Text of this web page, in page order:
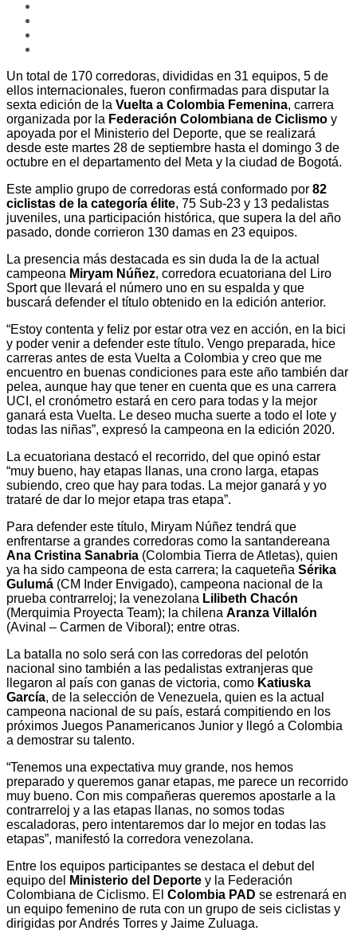
Un total de 170 corredoras, divididas en 31 equipos, 5 de
ellos internacionales, fueron confirmadas para disputar la
sexta edición de la Vuelta a Colombia Femenina, carrera
organizada por la Federación Colombiana de Ciclismo y
apoyada por el Ministerio del Deporte, que se realizará
desde este martes 28 de septiembre hasta el domingo 3 de
octubre en el departamento del Meta y la ciudad de Bogotá.
Este amplio grupo de corredoras está conformado por 82
ciclistas de la categoría élite, 75 Sub-23 y 13 pedalistas
juveniles, una participación histórica, que supera la del año
pasado, donde corrieron 130 damas en 23 equipos.
La presencia más destacada es sin duda la de la actual
campeona Miryam Núñez, corredora ecuatoriana del Liro
Sport que llevará el número uno en su espalda y que
buscará defender el título obtenido en la edición anterior.
“Estoy contenta y feliz por estar otra vez en acción, en la bici
y poder venir a defender este título. Vengo preparada, hice
carreras antes de esta Vuelta a Colombia y creo que me
encuentro en buenas condiciones para este año también dar
pelea, aunque hay que tener en cuenta que es una carrera
UCI, el cronómetro estará en cero para todas y la mejor
ganará esta Vuelta. Le deseo mucha suerte a todo el lote y
todas las niñas”, expresó la campeona en la edición 2020.
La ecuatoriana destacó el recorrido, del que opinó estar
“muy bueno, hay etapas llanas, una crono larga, etapas
subiendo, creo que hay para todas. La mejor ganará y yo
trataré de dar lo mejor etapa tras etapa”.
Para defender este título, Miryam Núñez tendrá que
enfrentarse a grandes corredoras como la santandereana
Ana Cristina Sanabria (Colombia Tierra de Atletas), quien
ya ha sido campeona de esta carrera; la caqueteña Sérika
Gulumá (CM Inder Envigado), campeona nacional de la
prueba contrarreloj; la venezolana Lilibeth Chacón
(Merquimia Proyecta Team); la chilena Aranza Villalón
(Avinal – Carmen de Viboral); entre otras.
La batalla no solo será con las corredoras del pelotón
nacional sino también a las pedalistas extranjeras que
llegaron al país con ganas de victoria, como Katiuska
García, de la selección de Venezuela, quien es la actual
campeona nacional de su país, estará compitiendo en los
próximos Juegos Panamericanos Junior y llegó a Colombia
a demostrar su talento.
“Tenemos una expectativa muy grande, nos hemos
preparado y queremos ganar etapas, me parece un recorrido
muy bueno. Con mis compañeras queremos apostarle a la
contrarreloj y a las etapas llanas, no somos todas
escaladoras, pero intentaremos dar lo mejor en todas las
etapas”, manifestó la corredora venezolana.
Entre los equipos participantes se destaca el debut del
equipo del
Ministerio del Deporte y la Federación
Colombiana de Ciclismo. El Colombia PAD se estrenará en
un equipo femenino de ruta con un grupo de seis ciclistas y
dirigidas por Andrés Torres y Jaime Zuluaga.